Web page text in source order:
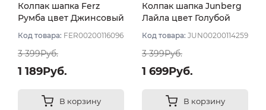
Колпак шапка Ferz
Румба цвет Джинсовый
Код товара: FER00200116096
3 399Руб.
1 189Руб.
В корзину
Колпак шапка Junberg
Лайла цвет Голубой
Код товара: JUN00200114259
3 399Руб.
1 699Руб.
В корзину